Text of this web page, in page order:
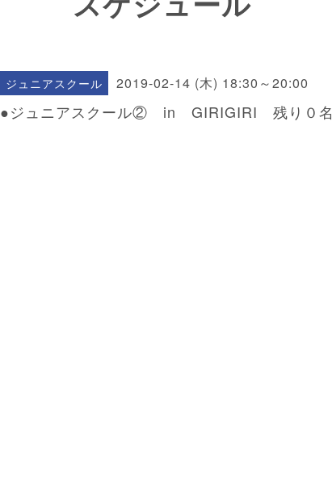
ジュニアスクール 2019-02-14 (木) 18:30～20:00
●ジュニアスクール② in GIRIGIRI 残り０名